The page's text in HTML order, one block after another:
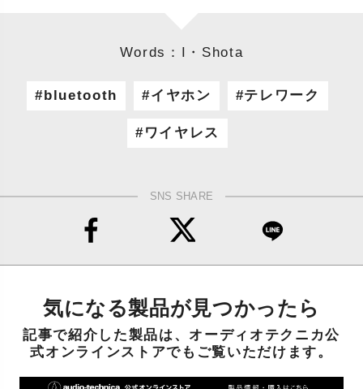
Words：I・Shota
bluetooth イヤホン テレワーク
ワイヤレス
SNS SHARE
気になる製品が見つかったら
記事で紹介した製品は、オーディオテクニカ公
式オンラインストアでもご覧いただけます。